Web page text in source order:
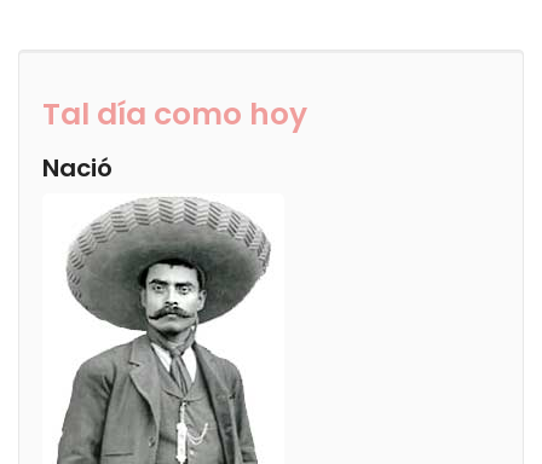
Tal día como hoy
Nació